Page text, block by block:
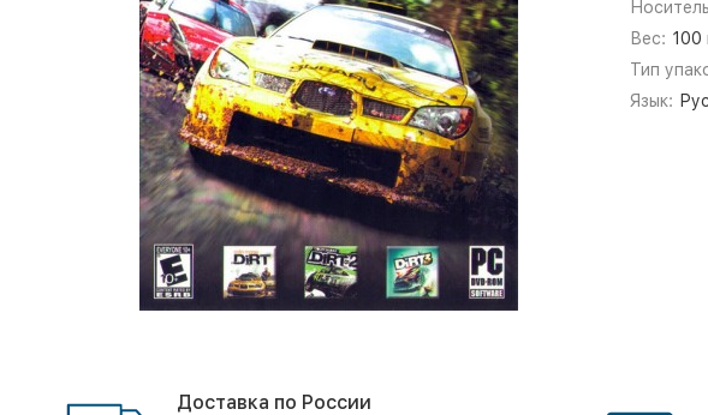
Вес: 100
Тип
Язык:
Доставка по России